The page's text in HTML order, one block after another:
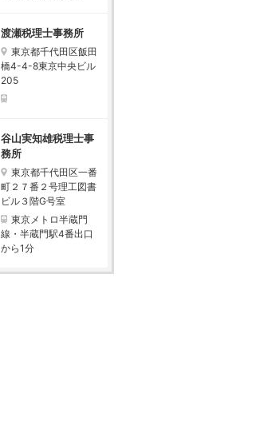
渡瀬税理士事務所
東京都千代田区飯田
橋4-4-8東京中央ビル
205
谷山実知雄税理士事
務所
東京都千代田区一番
町２７番２号理工図書
ビル３階G号室
東京メトロ半蔵門
線・半蔵門駅4番出口
から1分